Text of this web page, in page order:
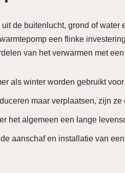
de buitenlucht, grond of
een flinke
van het verwarmen met
als winter worden gebruikt
maar verplaatsen, zijn
het algemeen een lange
aanschaf en installatie van